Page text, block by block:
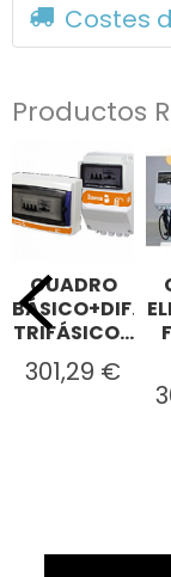
Costes
Productos
CUADRO
BÁSICO+DIF.
TRIFÁSICO...
301,29 €